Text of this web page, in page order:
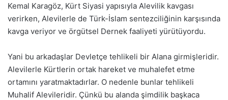
Kemal Karagöz, Kürt Siyasi yapısıyla Alevilik kavgası
verirken, Alevilerle de Türk-İslam sentezciliğinin karşısında
kavga veriyor ve örgütsel Dernek faaliyeti yürütüyordu.
Yani bu arkadaşlar Devletçe tehlikeli bir Alana girmişleridir.
Alevilerle Kürtlerin ortak hareket ve muhalefet etme
ortamını yaratmaktadırlar. O nedenle bunlar tehlikeli
Muhalif Alevileridir. Çünkü bu alanda şimdilik başkaca